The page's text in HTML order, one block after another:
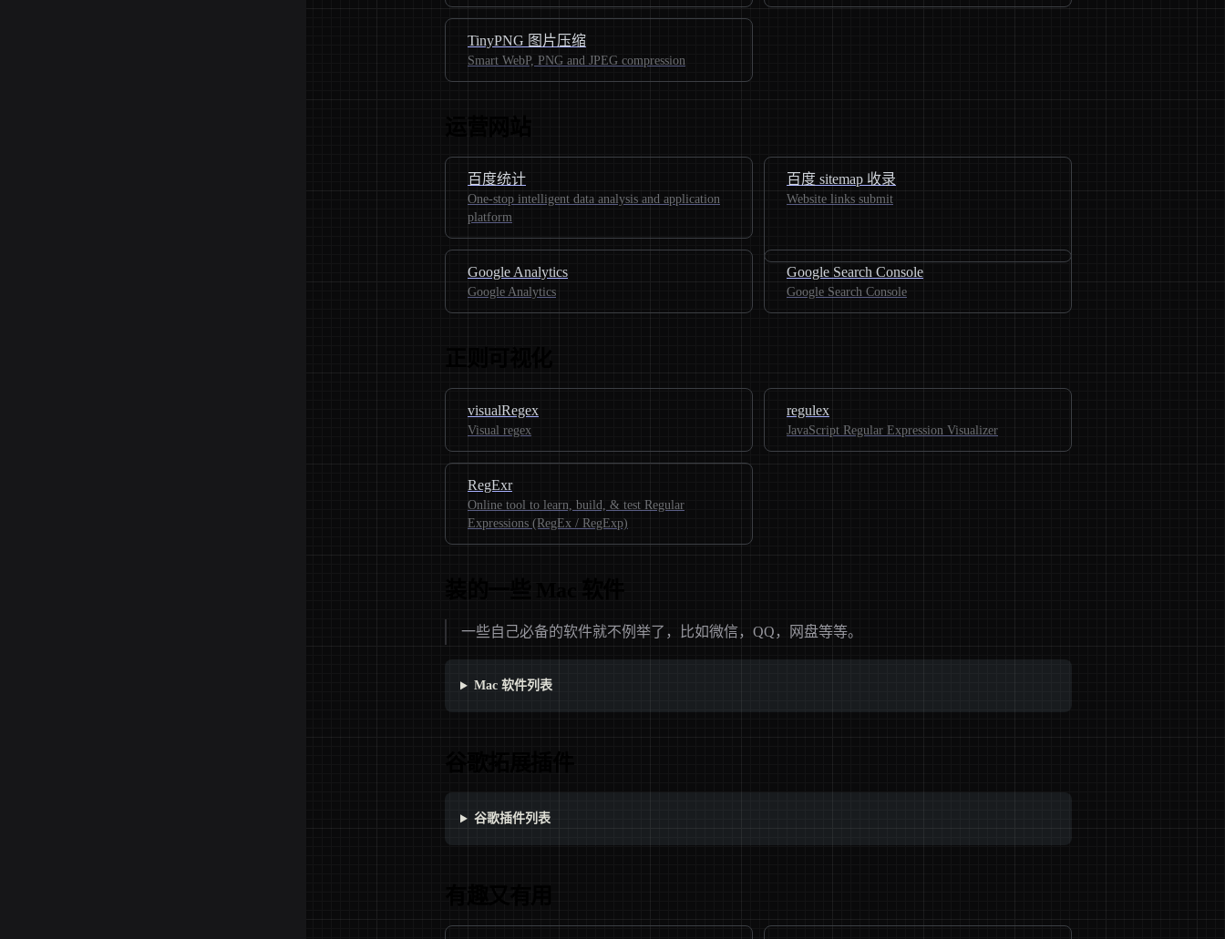
TinyPNG 图片压缩
Smart WebP, PNG and JPEG compression
百度统计
One-stop intelligent data analysis and application
platform
百度 sitemap 收录
Website links submit
Google Analytics
Google Analytics
Google Search Console
Google Search Console
visualRegex
Visual regex
regulex
JavaScript Regular Expression Visualizer
RegExr
Online tool to learn, build, & test Regular
Expressions (RegEx / RegExp)
装的一些 Mac 软件
一些自己必备的软件就不例举了，比如微信，QQ，网盘等等。
Mac 软件列表
谷歌拓展插件
谷歌插件列表
有趣又有用